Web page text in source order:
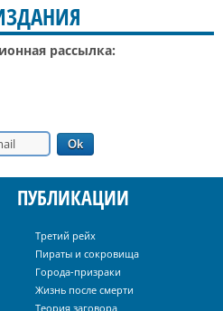
рассылка:
ПУБЛИКАЦИИ
Третий рейх
Пираты и сокровища
Города-призраки
Жизнь после смерти
Теория заговора